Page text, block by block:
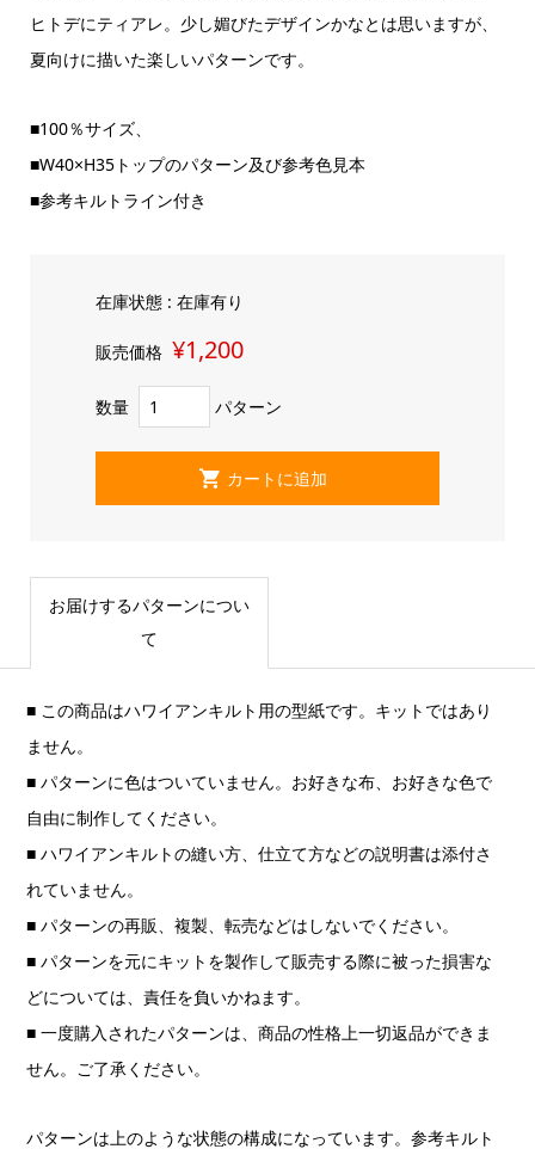
ヒトデにティアレ。少し媚びたデザインかなとは思いますが、
夏向けに描いた楽しいパターンです。
■100％サイズ、
■W40×H35トップのパターン及び参考色見本
■参考キルトライン付き
在庫状態 : 在庫有り
販売価格 ¥1,200
数量 パターン
お届けするパターンについ
て
■ この商品はハワイアンキルト用の型紙です。キットではあり
ません。
■ パターンに色はついていません。お好きな布、お好きな色で
自由に制作してください。
■ ハワイアンキルトの縫い方、仕立て方などの説明書は添付さ
れていません。
■ パターンの再販、複製、転売などはしないでください。
■ パターンを元にキットを製作して販売する際に被った損害な
どについては、責任を負いかねます。
■ 一度購入されたパターンは、商品の性格上一切返品ができま
せん。ご了承ください。
パターンは上のような状態の構成になっています。参考キルト